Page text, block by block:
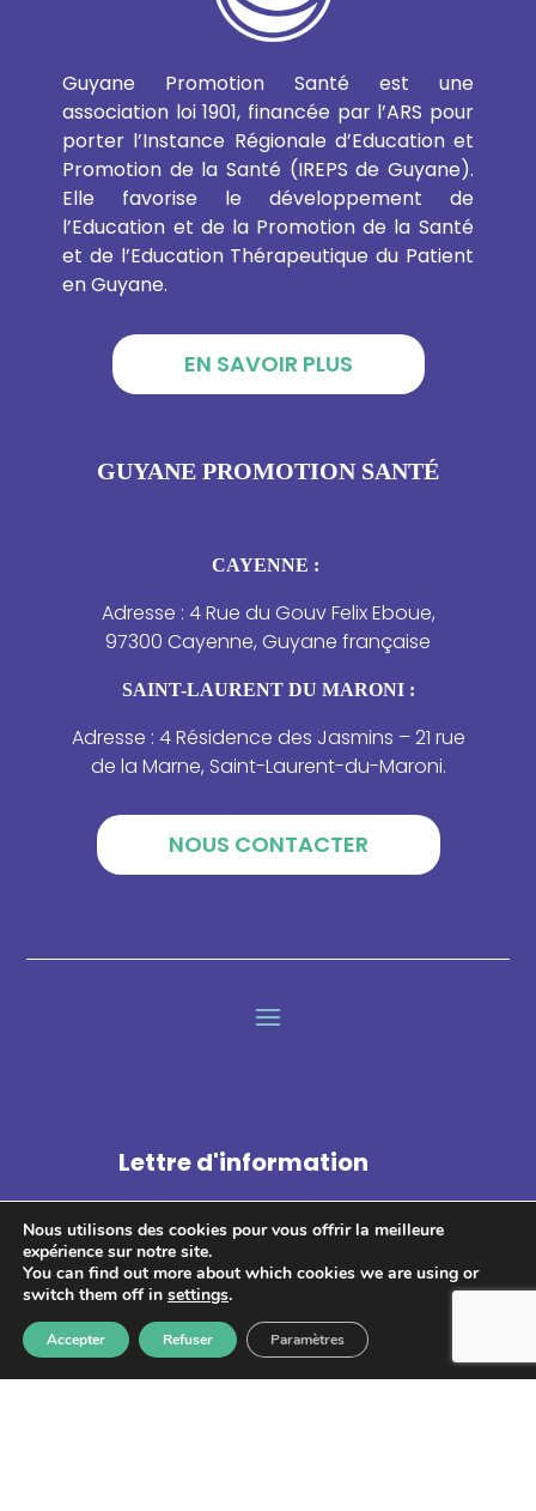
Guyane Promotion Santé est une
association loi 1901, financée par l’ARS pour
porter l’Instance Régionale d’Education et
Promotion de la Santé (IREPS de Guyane).
Elle favorise le développement de
l’Education et de la Promotion de la Santé
et de l’Education Thérapeutique du Patient
en Guyane.
EN SAVOIR PLUS
GUYANE PROMOTION SANTÉ
CAYENNE :
Adresse : 4 Rue du Gouv Felix Eboue,
97300 Cayenne, Guyane française
SAINT-LAURENT DU MARONI :
Adresse : 4 Résidence des Jasmins – 21 rue
de la Marne, Saint-Laurent-du-Maroni.
NOUS CONTACTER
Lettre d'information
S'abonner
enregistrées et transmises à GPS pour le traitement de votre
Nous utilisons des cookies pour vous offrir la meilleure
expérience sur notre site.
You can find out more about which cookies we are using or
switch them off in settings.
Accepter Refuser Paramètres